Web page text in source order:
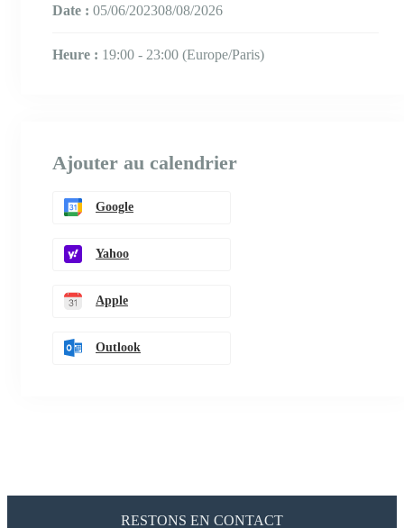
Date : 05/06/202308/08/2026
Heure : 19:00 - 23:00 (Europe/Paris)
Ajouter au calendrier
Google
Yahoo
Apple
Outlook
RESTONS EN CONTACT